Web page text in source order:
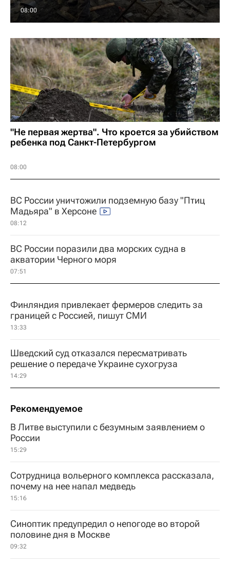
08:00
"Не первая жертва". Что кроется за убийством
ребенка под Санкт-Петербургом
08:00
ВС России уничтожили подземную базу "Птиц
Мадьяра" в Херсоне
08:12
ВС России поразили два морских судна в
акватории Черного моря
07:51
Финляндия привлекает фермеров следить за
границей с Россией, пишут СМИ
13:33
Шведский суд отказался пересматривать
решение о передаче Украине сухогруза
14:29
Рекомендуемое
В Литве выступили с безумным заявлением о
России
15:29
Сотрудница вольерного комплекса рассказала,
почему на нее напал медведь
15:16
Синоптик предупредил о непогоде во второй
половине дня в Москве
09:32